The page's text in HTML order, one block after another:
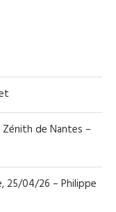
Zénith de Nantes –
25/04/26 – Philippe